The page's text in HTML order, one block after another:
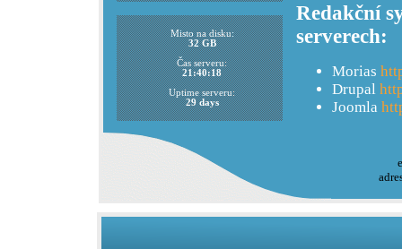
Redakční
serverech:
Morias
Drupal
Joomla
Misto na disku:
32 GB
Čas serveru:
21:40:18
Uptime serveru:
29 days